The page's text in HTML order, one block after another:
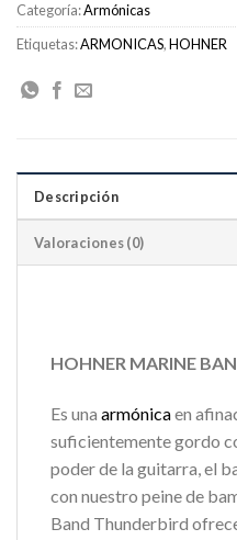
Categoría:Armónicas
Etiquetas:ARMONICAS,HOHNER
Descripción
Valoraciones (0)
HOHNER MARINE
Es una armónicaen
suficientemente gordo
poder de la guitarra, el
con nuestro peine de
Band Thunderbird